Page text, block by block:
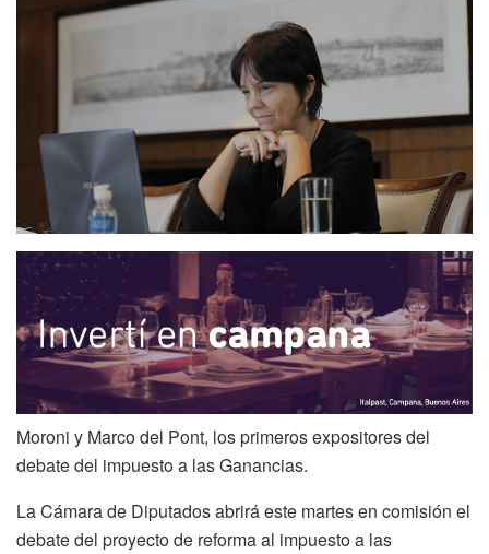
Moroni y Marco del Pont, los primeros expositores del
debate del impuesto a las Ganancias.
La Cámara de Diputados abrirá este martes en comisión el
debate del proyecto de reforma al impuesto a las